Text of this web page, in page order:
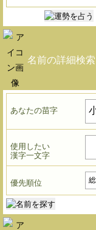
名前の詳細検索
あなたの苗字
使用したい
漢字一文字
優先順位